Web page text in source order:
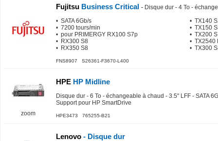
Fujitsu Business Critical - Disque dur - 4 To -
• SATA 6Gb/s
• 7200 tours/min
• pour PRIMERGY RX100 S7p
• RX300 S8
• RX350 S8
• TX140
• TX150
• TX200
• TX2540
• TX300
FNS8907 S26361-F3670-L400
zoom
HPE HP Midline
Disque dur - 6 To - échangeable à chaud - 3.5" LFF - SATA
Support pour HP SmartDrive
HPE3473 765255-B21
Lenovo - Disque dur